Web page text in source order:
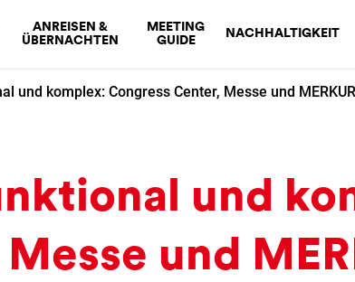
ANREISEN &
ÜBERNACHTEN
MEETING
GUIDE
NACHHALTIGKEIT
und komplex: Congress Center, Messe und
und
und